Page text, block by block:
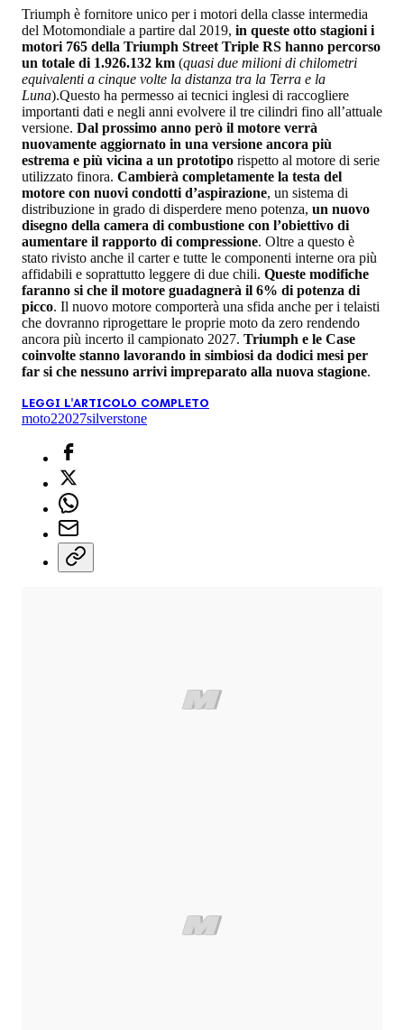
Triumph è fornitore unico per i motori della classe intermedia
del Motomondiale a partire dal 2019, in queste otto stagioni i
motori 765 della Triumph Street Triple RS hanno percorso
un totale di 1.926.132 km (quasi due milioni di chilometri
equivalenti a cinque volte la distanza tra la Terra e la
Luna).Questo ha permesso ai tecnici inglesi di raccogliere
importanti dati e negli anni evolvere il tre cilindri fino all’attuale
versione. Dal prossimo anno però il motore verrà
nuovamente aggiornato in una versione ancora più
estrema e più vicina a un prototipo rispetto al motore di serie
utilizzato finora. Cambierà completamente la testa del
motore con nuovi condotti d’aspirazione, un sistema di
distribuzione in grado di disperdere meno potenza, un nuovo
disegno della camera di combustione con l’obiettivo di
aumentare il rapporto di compressione. Oltre a questo è
stato rivisto anche il carter e tutte le componenti interne ora più
affidabili e soprattutto leggere di due chili. Queste modifiche
faranno si che il motore guadagnerà il 6% di potenza di
picco. Il nuovo motore comporterà una sfida anche per i telaisti
che dovranno riprogettare le proprie moto da zero rendendo
ancora più incerto il campionato 2027. Triumph e le Case
coinvolte stanno lavorando in simbiosi da dodici mesi per
far si che nessuno arrivi impreparato alla nuova stagione.
LEGGI L'ARTICOLO COMPLETO
moto22027silverstone